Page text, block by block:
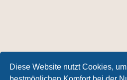
Diese Website nutzt Cookies,